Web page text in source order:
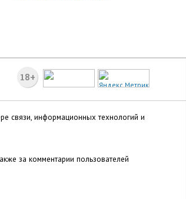
18+
связи, информационных технологий и
за комментарии пользователей